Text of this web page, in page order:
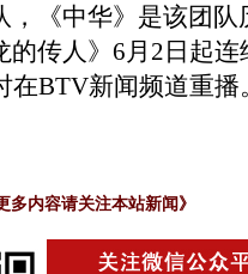
，《中华》是该团队
的传人》6月2日起
在BTV新闻频道重播
多内容请关注本站新闻 》